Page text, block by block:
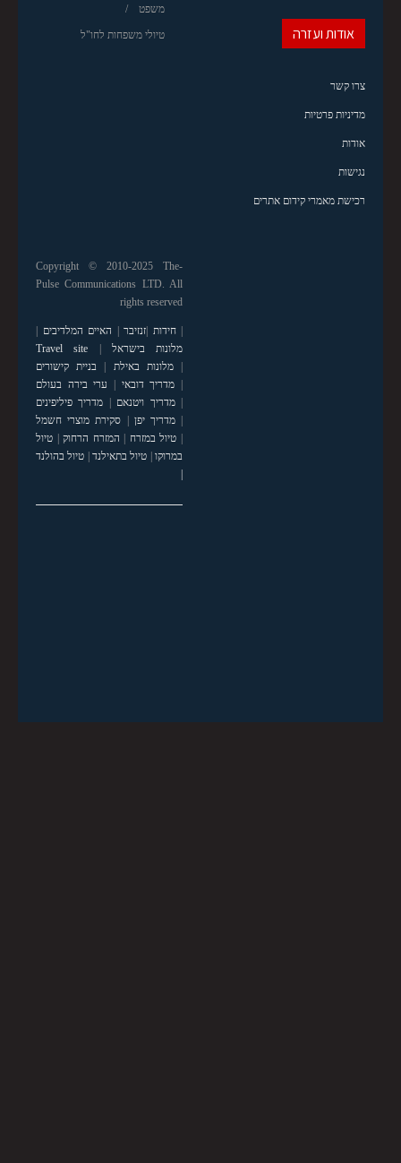
משפט
טיולי משפחות לחו"ל אודות ועזרה
צרו קשר
מדיניות פרטיות
אודות
נגישות
רכישת מאמרי קידום אתרים
Copyright © 2010-2025 The-
Pulse Communications LTD. All
rights reserved
|חידות זנזיבר האיים המלדיבים
מלונות בישראל
Travel site
|מלונות באילת
בניית קישורים
מדריך דובאי
ערי בירה בעולם
|מדריך ויטנאם
מדריך פיליפינים
|מדריך יפן
סקירת מוצרי חשמל
טיול במזרח המזרח הרחוק| טיול
במרוקו| טיול בתאילנד| טיול בהולנד